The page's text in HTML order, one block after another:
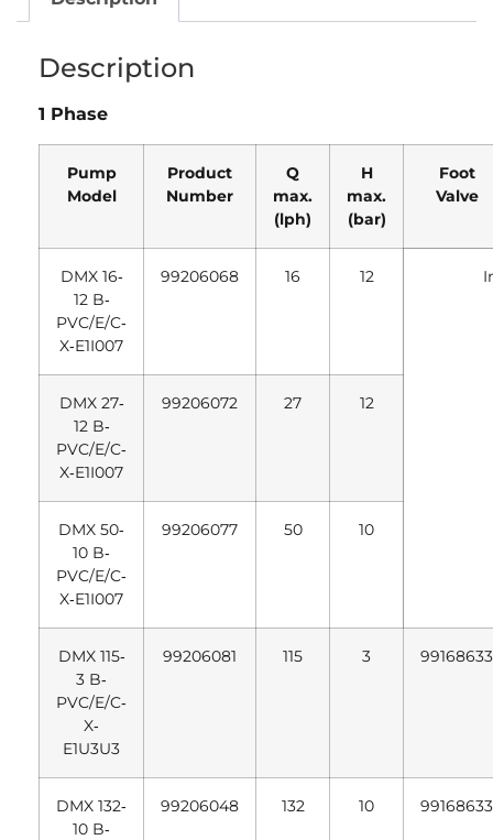
Description
1 Phase
Pump
Model
Product
Number
Q
max.
(lph)
H
max.
(bar)
Foot
Valve
DMX 16‐
12 B‐
PVC/E/C‐
X‐E1I007
99206068 16 12
DMX 27‐
12 B‐
PVC/E/C‐
X‐E1I007
99206072 27 12
DMX 50‐
10 B‐
PVC/E/C‐
X‐E1I007
99206077 50 10
DMX 115‐
3 B‐
PVC/E/C‐
X‐
E1U3U3
99206081 115 3 99168633
DMX 132‐
10 B‐
99206048 132 10 99168633